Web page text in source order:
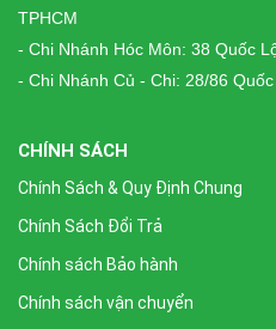
TPHCM
- Chi Nhánh Hóc Môn: 38 Quốc
- Chi Nhánh Củ - Chi: 28/86
CHÍNH SÁCH
Chính Sách & Quy Định Chung
Chính Sách Đổi Trả
Chính sách Bảo hành
Chính sách vận chuyển